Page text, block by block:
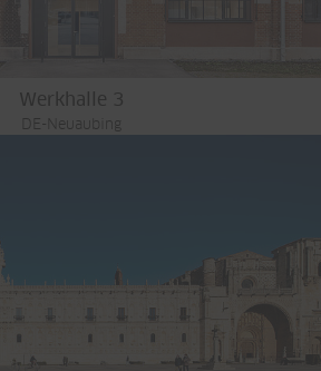
Werkhalle 3
DE-Neuaubing